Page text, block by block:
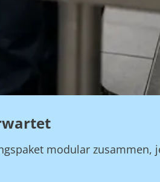
modular zusammen,